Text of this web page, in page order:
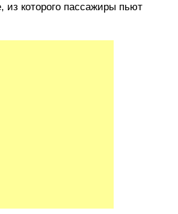
из которого пассажиры пьют